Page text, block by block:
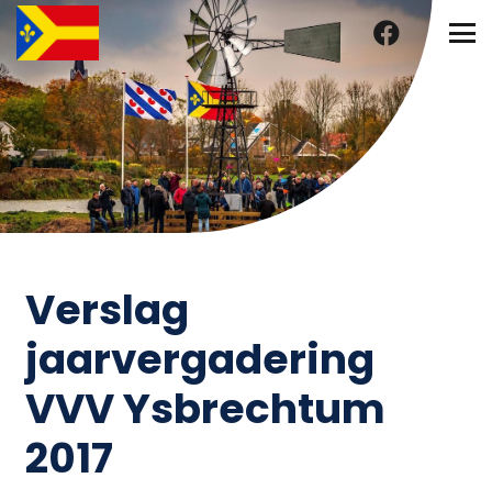
Verslag
jaarvergadering
VVV Ysbrechtum
2017